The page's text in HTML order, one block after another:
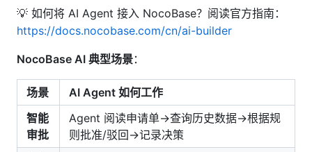
💡 如何将 AI Agent 接入 NocoBase？阅读官方指南：
https://docs.nocobase.com/cn/ai-builder
NocoBase AI 典型场景：
场景
AI Agent 如何工作
智能
审批
Agent 阅读申请单→查询历史数据→根据规
则批准/驳回→记录决策